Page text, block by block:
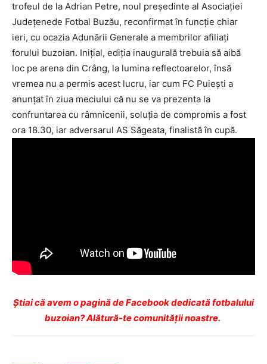
trofeul de la Adrian Petre, noul preşedinte al Asociaţiei
Judeţenede Fotbal Buzău, reconfirmat în funcţie chiar
ieri, cu ocazia Adunării Generale a membrilor afiliaţi
forului buzoian. Iniţial, ediţia inaugurală trebuia să aibă
loc pe arena din Crâng, la lumina reflectoarelor, însă
vremea nu a permis acest lucru, iar cum FC Puieşti a
anunţat în ziua meciului că nu se va prezenta la
confruntarea cu râmnicenii, soluţia de compromis a fost
ora 18.30, iar adversarul AS Săgeata, finalistă în cupă.
Ştiai că avem o pagină de Facebook dedicată fotbalului
buzoian? Alătură-te comunității noastre.